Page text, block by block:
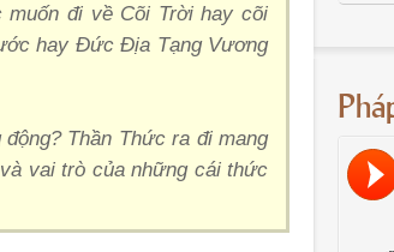
muốn đi về Cõi Trời hay cõi
hay Đức Địa Tạng Vương
Thần Thức ra đi mang
vai trò của những cái thức